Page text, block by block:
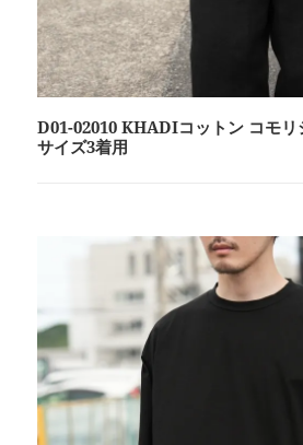
D01-02010 KHADIコットン コモリ
サイズ3着用